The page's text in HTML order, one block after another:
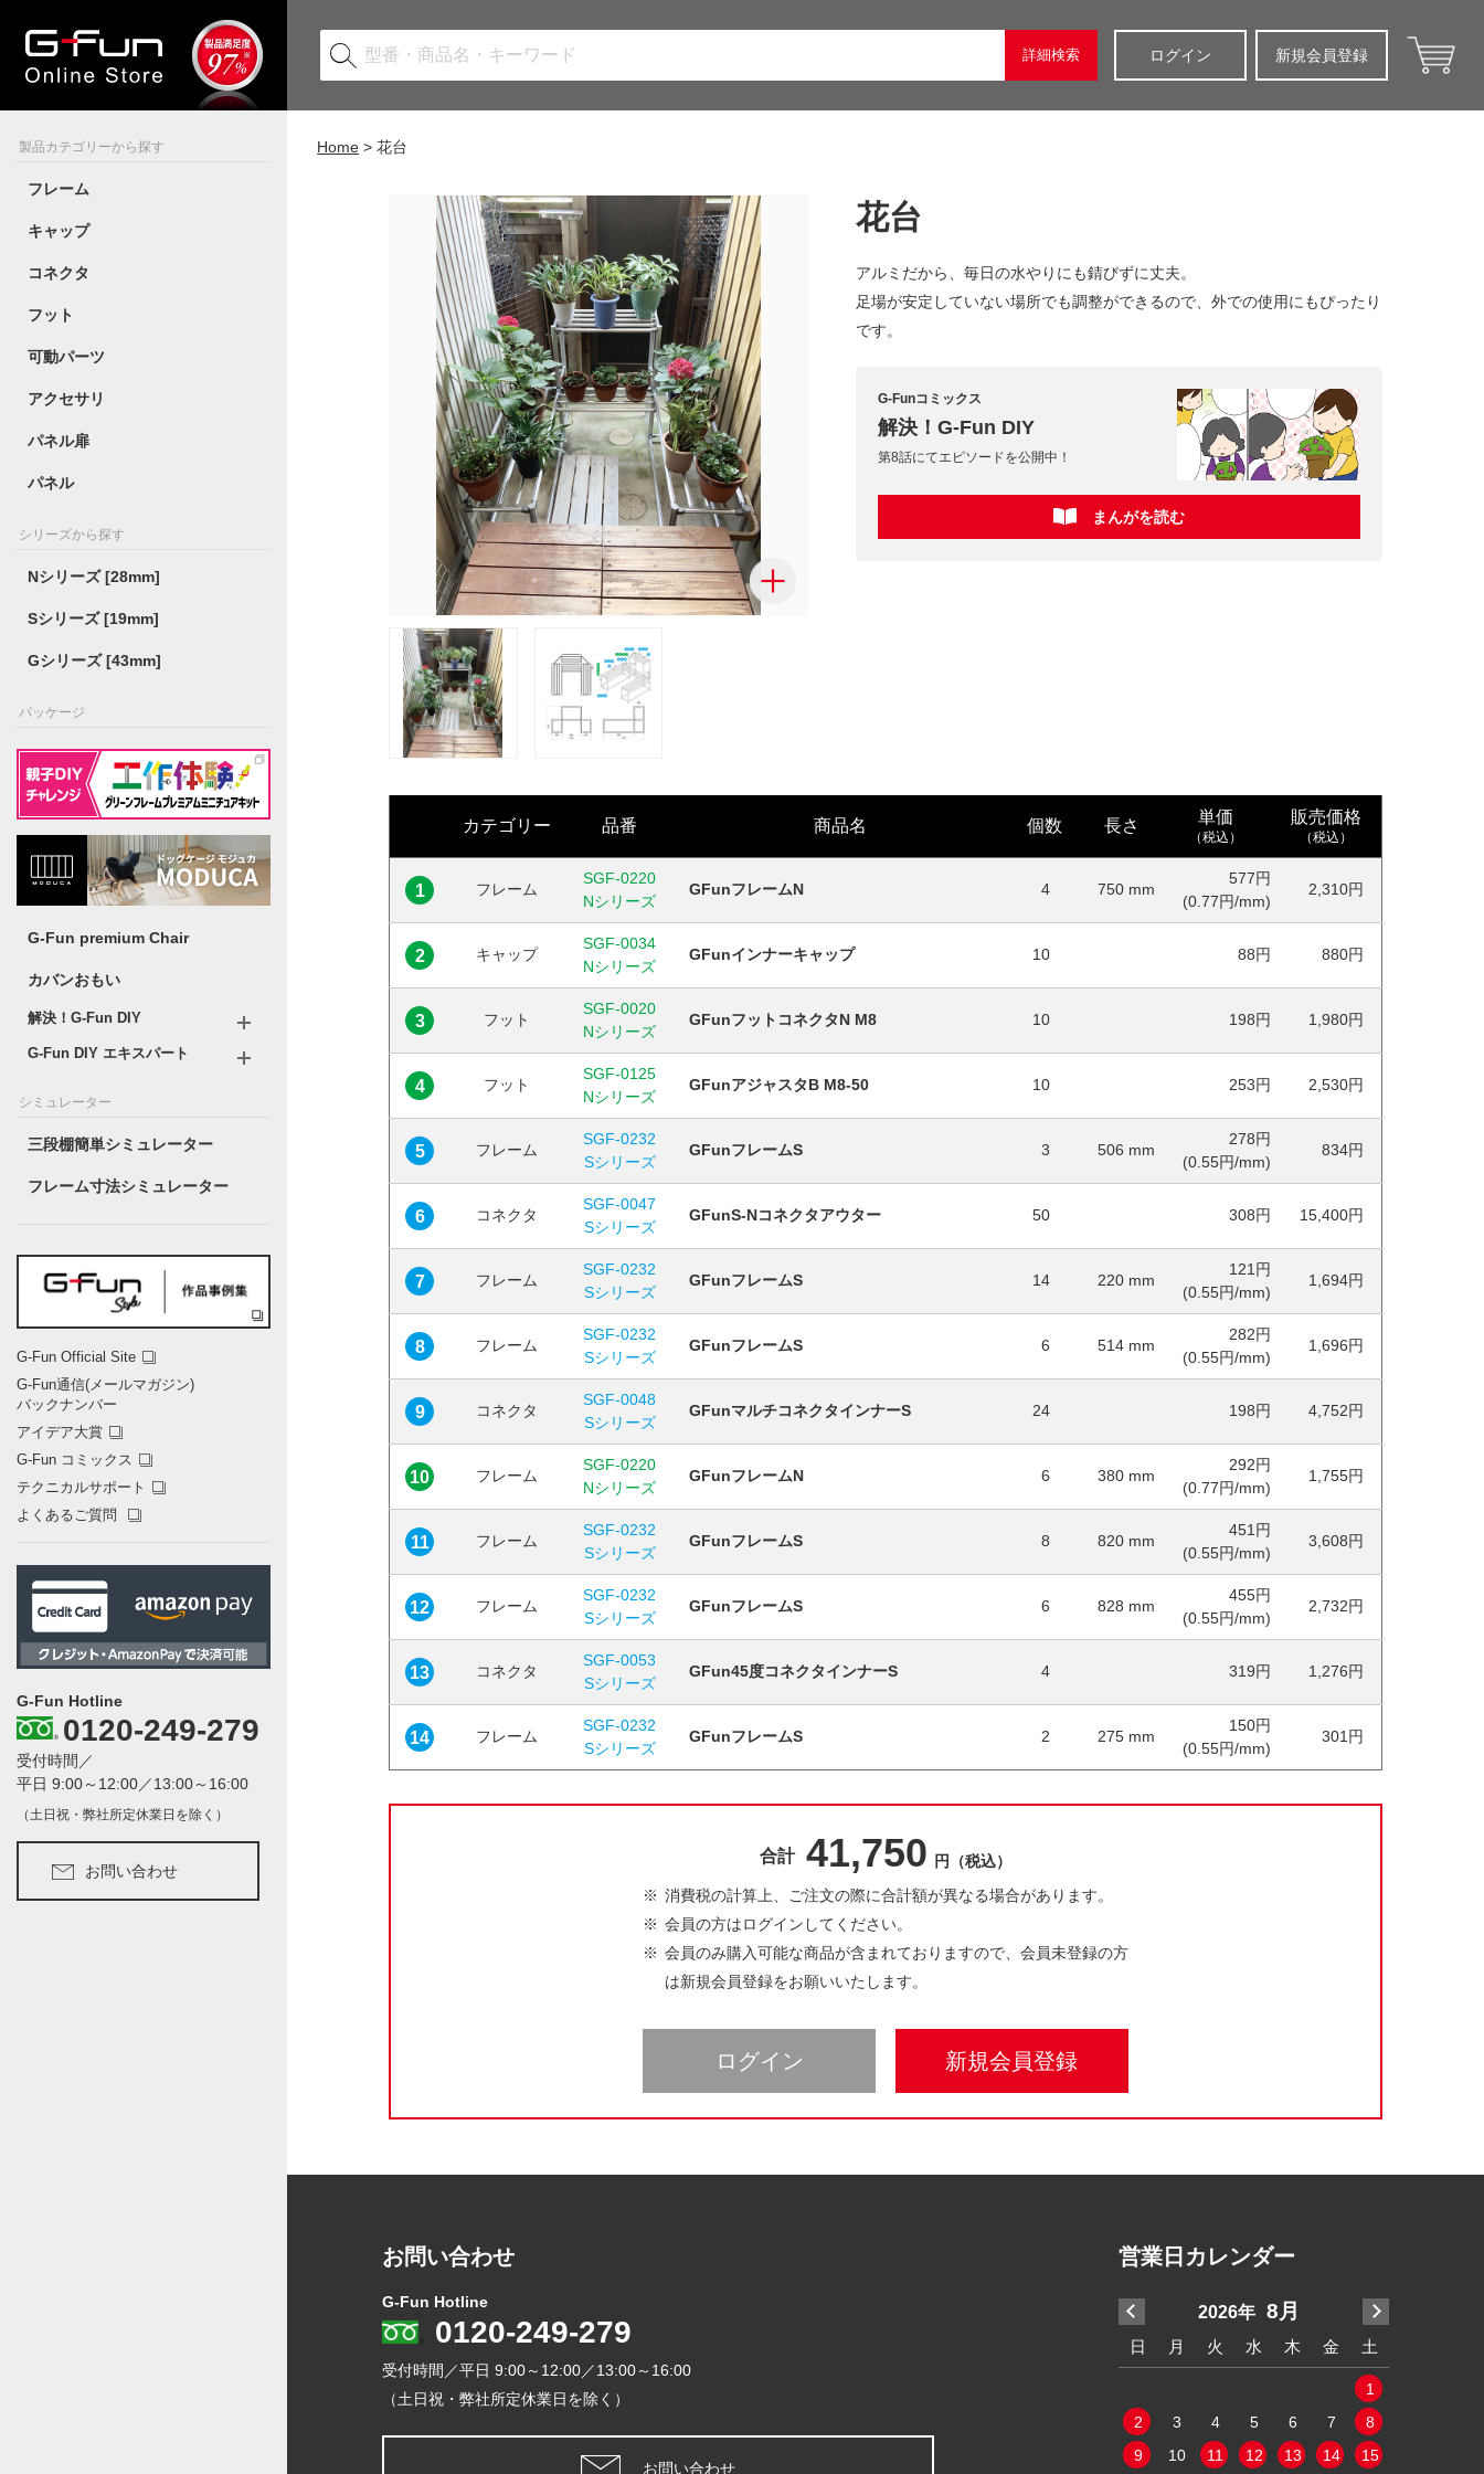
ログイン 新規会員登録
詳細検索
製品カテゴリーから探す
フレーム
キャップ
コネクタ
フット
可動パーツ
アクセサリ
パネル扉
パネル
シリーズから探す
Nシリーズ [28mm]
Sシリーズ [19mm]
Gシリーズ [43mm]
パッケージ
G-Fun premium Chair
カバンおもい
解決！G-Fun DIY
G-Fun DIY エキスパート
シミュレーター
三段棚簡単シミュレーター
フレーム寸法シミュレーター
G-Fun Official Site
G-Fun通信(メールマガジン)
バックナンバー
アイデア大賞
G-Fun コミックス
テクニカルサポート
よくあるご質問
G-Fun Hotline
0120-249-279
受付時間／
平日 9:00～12:00／13:00～16:00
（土日祝・弊社所定休業日を除く）
お問い合わせ
Home 花台
花台
アルミだから、毎日の水やりにも錆びずに丈夫。
足場が安定していない場所でも調整ができるので、外での使用にもぴったり
です。
G-Funコミックス
解決！G-Fun DIY
第8話にてエピソードを公開中！
まんがを読む
カテゴリー 品番 商品名 個数 長さ 単価
（税込）
販売価格
（税込）
1 フレーム
SGF-0220
Nシリーズ
GFunフレームN 4 750 mm
577円
(0.77円/mm)
2,310円
2 キャップ
SGF-0034
Nシリーズ
GFunインナーキャップ 10 88円 880円
3 フット
SGF-0020
Nシリーズ
GFunフットコネクタN M8 10 198円 1,980円
4 フット
SGF-0125
Nシリーズ
GFunアジャスタB M8-50 10 253円 2,530円
5 フレーム
SGF-0232
Sシリーズ
GFunフレームS 3 506 mm
278円
(0.55円/mm)
834円
6 コネクタ
SGF-0047
Sシリーズ
GFunS-Nコネクタアウター 50 308円 15,400円
7 フレーム
SGF-0232
Sシリーズ
GFunフレームS 14 220 mm
121円
(0.55円/mm)
1,694円
8 フレーム
SGF-0232
Sシリーズ
GFunフレームS 6 514 mm
282円
(0.55円/mm)
1,696円
9 コネクタ
SGF-0048
Sシリーズ
GFunマルチコネクタインナーS 24 198円 4,752円
10 フレーム
SGF-0220
Nシリーズ
GFunフレームN 6 380 mm
292円
(0.77円/mm)
1,755円
11 フレーム
SGF-0232
Sシリーズ
GFunフレームS 8 820 mm
451円
(0.55円/mm)
3,608円
12 フレーム
SGF-0232
Sシリーズ
GFunフレームS 6 828 mm
455円
(0.55円/mm)
2,732円
13 コネクタ
SGF-0053
Sシリーズ
GFun45度コネクタインナーS 4 319円 1,276円
14 フレーム
SGF-0232
Sシリーズ
GFunフレームS 2 275 mm
150円
(0.55円/mm)
301円
合計 41,750 円（税込）
消費税の計算上、ご注文の際に合計額が異なる場合があります。
会員の方はログインしてください。
会員のみ購入可能な商品が含まれておりますので、会員未登録の方
は新規会員登録をお願いいたします。
ログイン 新規会員登録
営業日カレンダー
2026年 8月
日 月 火 水 木 金 土
1
2
3 4 5 6 7
8
9
10 11 12 13 14 15
お問い合わせ
G-Fun Hotline
0120-249-279
受付時間／平日 9:00～12:00／13:00～16:00
（土日祝・弊社所定休業日を除く）
お問い合わせ